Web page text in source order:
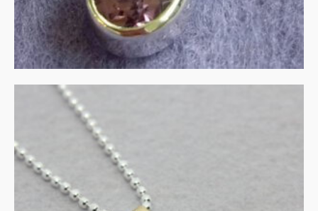
Collier met aventurijn in
zilver en goud